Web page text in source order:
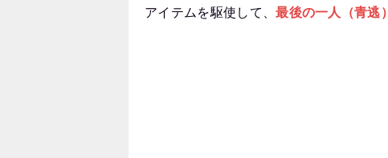
アイテムを駆使して、最後の一人（青逃）